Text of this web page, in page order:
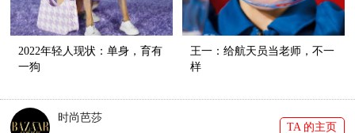
2022年轻人现状：单身，育有
一狗
王一：给航天员当老师，不一
样
时尚芭莎
TA 的主页